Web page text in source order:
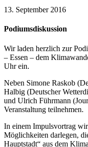
13. September 2016
Podiumsdiskussion
Wir laden herzlich zur
– Essen – dem
Uhr ein.
Neben Simone Raskob
Halbig (Deutscher
und Ulrich Führmann
Veranstaltung teilnehmen.
In einem Impulsvortrag
Möglichkeiten darlegen,
Hauptstadt“ aus dem